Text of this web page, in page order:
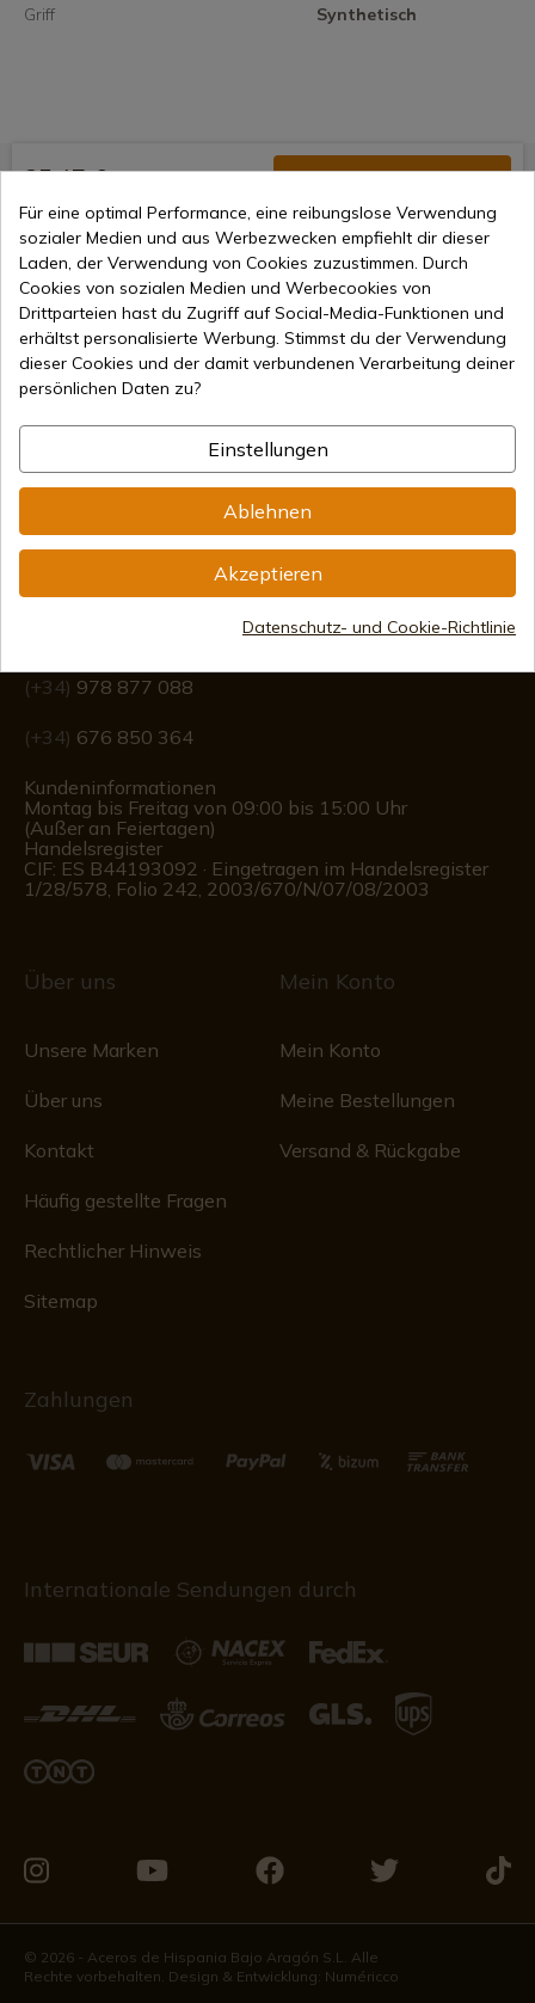
Griff Synthetisch
25,47 € In den Warenkorb
Online-Verkauf seit 1998
Sichere Zahlungsmethoden
info@aceros-de-hispania.com
(+34) 978 877 088
(+34) 676 850 364
Kundeninformationen
Montag bis Freitag von 09:00 bis 15:00 Uhr
(Außer an Feiertagen)
Handelsregister
CIF: ES B44193092 · Eingetragen im Handelsregister
1/28/578, Folio 242, 2003/670/N/07/08/2003
Über uns
Unsere Marken
Über uns
Kontakt
Häufig gestellte Fragen
Rechtlicher Hinweis
Sitemap
Mein Konto
Mein Konto
Meine Bestellungen
Versand & Rückgabe
Zahlungen
Internationale Sendungen durch
Sie
uns
auf
Sie
uns
auf
Sie
uns
auf
Sie
uns
auf
Sie
© 2026 - Aceros de Hispania Bajo Aragón S.L. Alle
Rechte vorbehalten. Design & Entwicklung: Numéricco
Für eine optimal Performance, eine reibungslose Verwendung
sozialer Medien und aus Werbezwecken empfiehlt dir dieser
Laden, der Verwendung von Cookies zuzustimmen. Durch
Cookies von sozialen Medien und Werbecookies von
Drittparteien hast du Zugriff auf Social-Media-Funktionen und
erhältst personalisierte Werbung. Stimmst du der Verwendung
dieser Cookies und der damit verbundenen Verarbeitung deiner
persönlichen Daten zu?
Einstellungen
Ablehnen
Akzeptieren
Datenschutz- und Cookie-Richtlinie